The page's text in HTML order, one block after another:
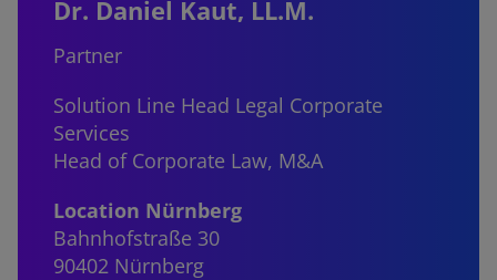
Dr. Daniel Kaut, LL.M.
Partner
Solution Line Head Legal Corporate
Services
Head of Corporate Law, M&A
Location Nürnberg
Bahnhofstraße 30
90402 Nürnberg